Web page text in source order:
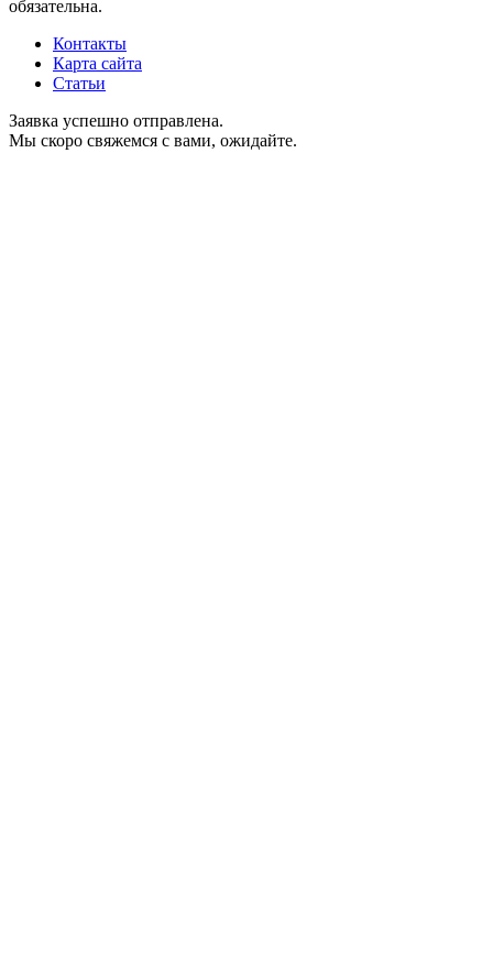
обязательна.
Контакты
Карта сайта
Статьи
Заявка успешно отправлена.
Мы скоро свяжемся с вами, ожидайте.